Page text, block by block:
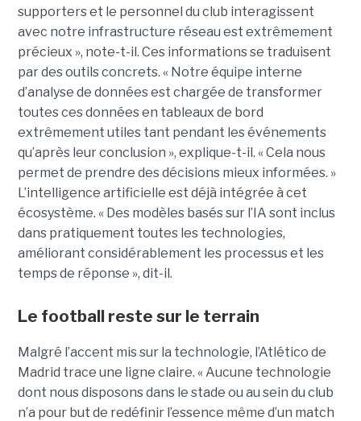
supporters et le personnel du club interagissent
avec notre infrastructure réseau est extrêmement
précieux », note-t-il. Ces informations se traduisent
par des outils concrets. « Notre équipe interne
d’analyse de données est chargée de transformer
toutes ces données en tableaux de bord
extrêmement utiles tant pendant les événements
qu’après leur conclusion », explique-t-il. « Cela nous
permet de prendre des décisions mieux informées. »
L’intelligence artificielle est déjà intégrée à cet
écosystème. « Des modèles basés sur l’IA sont inclus
dans pratiquement toutes les technologies,
améliorant considérablement les processus et les
temps de réponse », dit-il.
Le football reste sur le terrain
Malgré l’accent mis sur la technologie, l’Atlético de
Madrid trace une ligne claire. « Aucune technologie
dont nous disposons dans le stade ou au sein du club
n’a pour but de redéfinir l’essence même d’un match